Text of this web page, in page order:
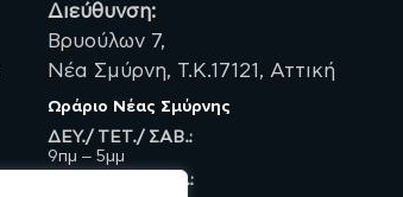
Διεύθυνση:
Βρυούλων 7,
Νέα Σμύρνη, Τ.Κ.17121, Αττική
Ωράριο Νέας Σμύρνης
ΔΕΥ./ ΤΕΤ./ ΣΑΒ.:
9πμ – 5μμ
ΤΡΙ./ ΠΕΜ./ ΠΑΡ.: